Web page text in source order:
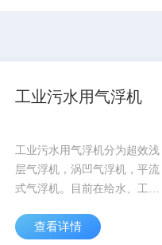
工业污水用气浮机
工业污水用气浮机分为超效浅
层气浮机，涡凹气浮机，平流
式气浮机。目前在给水、工业
应用。优点在于它固-液分离
查看详情